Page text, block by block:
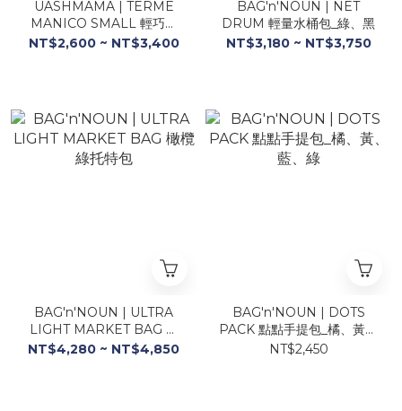
UASHMAMA | TERME
MANICO SMALL 輕巧側
背包（錫灰、白金、藍、
NT$2,600 ~ NT$3,400
BAG'n'NOUN | NET
DRUM 輕量水桶包_綠、黑
NT$3,180 ~ NT$3,750
BAG'n'NOUN | ULTRA
LIGHT MARKET BAG 橄
欖綠托特包
NT$4,280 ~ NT$4,850
BAG'n'NOUN | DOTS
PACK 點點手提包_橘、黃、
藍、綠
NT$2,450